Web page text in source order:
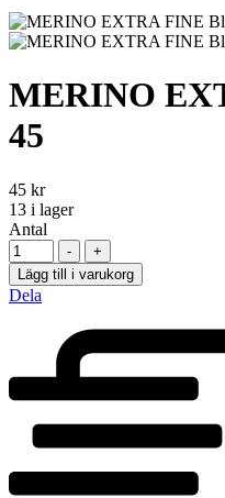
MERINO
45
45 kr
13 i lager
Antal
-
+
Lägg till i varukorg
Dela